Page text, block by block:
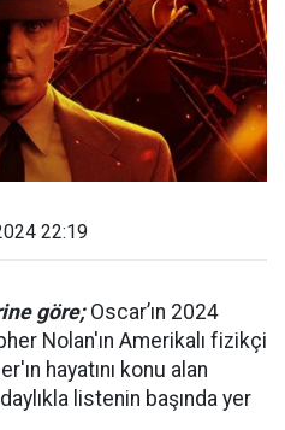
22:19
göre;Oscar’ın 2024
Nolan'ın Amerikalı fizikçi
hayatını konu alan
listenin başında yer